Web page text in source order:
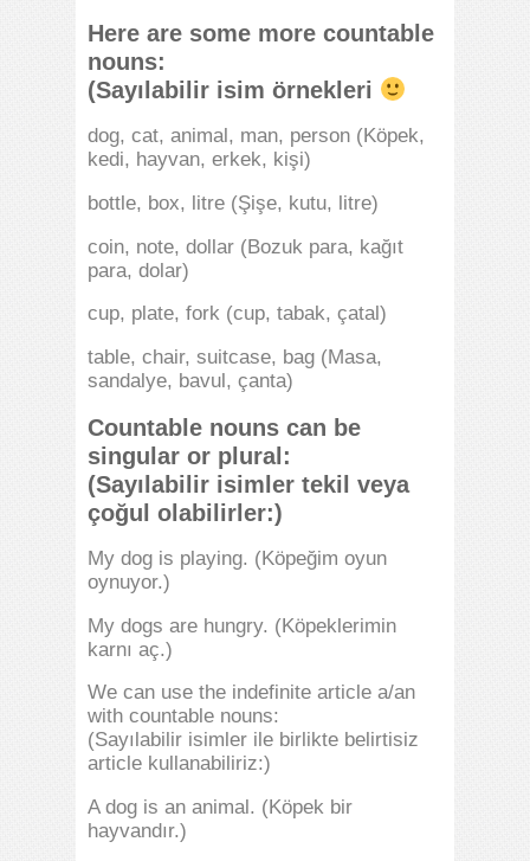
Here are some more countable
nouns:
(Sayılabilir isim örnekleri
dog, cat, animal, man, person (Köpek,
kedi, hayvan, erkek, kişi)
bottle, box, litre (Şişe, kutu, litre)
coin, note, dollar (Bozuk para, kağıt
para, dolar)
cup, plate, fork (cup, tabak, çatal)
table, chair, suitcase, bag (Masa,
sandalye, bavul, çanta)
Countable nouns can be
singular or plural:
(Sayılabilir isimler tekil veya
çoğul olabilirler:)
My dog is playing. (Köpeğim oyun
oynuyor.)
My dogs are hungry. (Köpeklerimin
karnı aç.)
We can use the indefinite article a/an
with countable nouns:
(Sayılabilir isimler ile birlikte belirtisiz
article kullanabiliriz:)
A dog is an animal. (Köpek bir
hayvandır.)